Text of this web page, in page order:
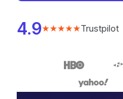
4.9★★★★★Trustpilot